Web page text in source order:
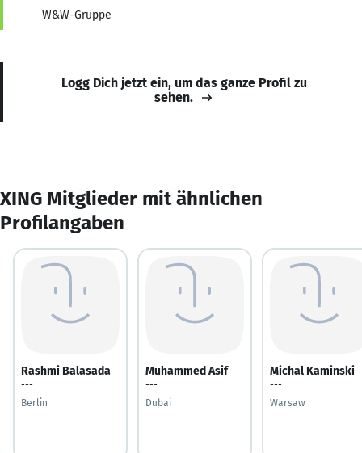
W&W-Gruppe
Logg Dich jetzt ein, um das ganze Profil zu
sehen.
XING Mitglieder mit ähnlichen
Profilangaben
Rashmi Balasada
---
Berlin
Muhammed Asif
---
Dubai
Michal Kaminski
---
Warsaw